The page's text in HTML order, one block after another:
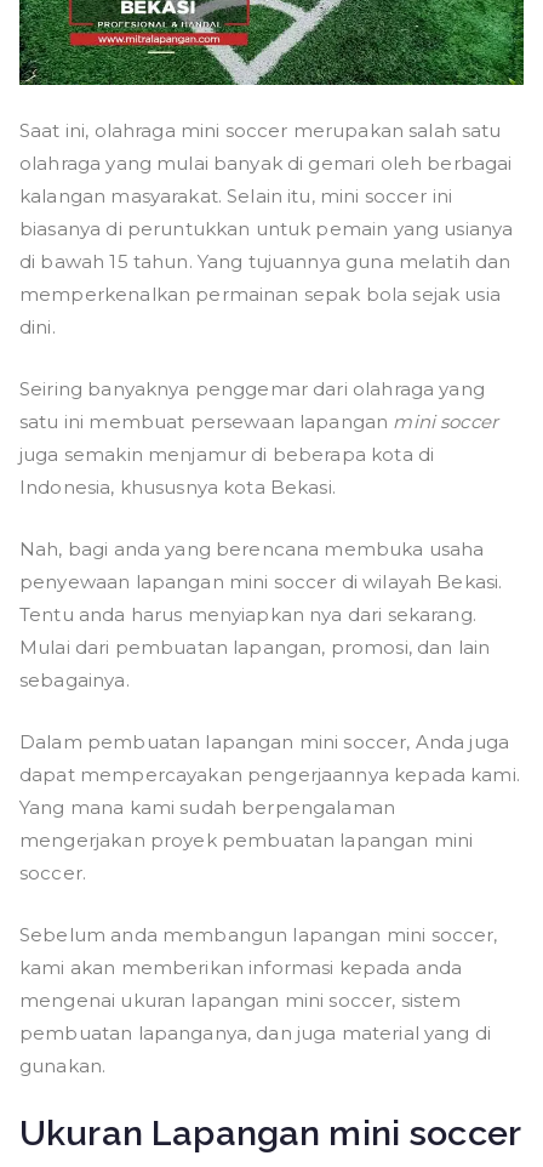
Saat ini, olahraga mini soccer merupakan salah satu
olahraga yang mulai banyak di gemari oleh berbagai
kalangan masyarakat. Selain itu, mini soccer ini
biasanya di peruntukkan untuk pemain yang usianya
di bawah 15 tahun. Yang tujuannya guna melatih dan
memperkenalkan permainan sepak bola sejak usia
dini.
Seiring banyaknya penggemar dari olahraga yang
satu ini membuat persewaan lapangan mini soccer
juga semakin menjamur di beberapa kota di
Indonesia, khususnya kota Bekasi.
Nah, bagi anda yang berencana membuka usaha
penyewaan lapangan mini soccer di wilayah Bekasi.
Tentu anda harus menyiapkan nya dari sekarang.
Mulai dari pembuatan lapangan, promosi, dan lain
sebagainya.
Dalam pembuatan lapangan mini soccer, Anda juga
dapat mempercayakan pengerjaannya kepada kami.
Yang mana kami sudah berpengalaman
mengerjakan proyek pembuatan lapangan mini
soccer.
Sebelum anda membangun lapangan mini soccer,
kami akan memberikan informasi kepada anda
mengenai ukuran lapangan mini soccer, sistem
pembuatan lapanganya, dan juga material yang di
gunakan.
Ukuran Lapangan mini soccer